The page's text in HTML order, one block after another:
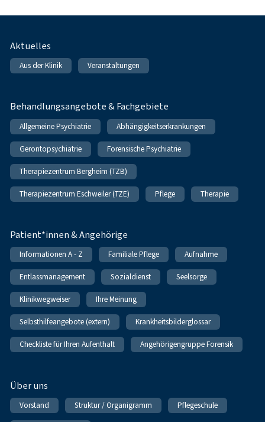
Fußnavigation
Aktuelles
Aus der Klinik Veranstaltungen
Behandlungsangebote & Fachgebiete
Allgemeine Psychiatrie Abhängigkeitserkrankungen
Gerontopsychiatrie Forensische Psychiatrie
Therapiezentrum Bergheim (TZB)
Therapiezentrum Eschweiler (TZE) Pflege Therapie
Patient*innen & Angehörige
Informationen A - Z Familiale Pflege Aufnahme
Entlassmanagement Sozialdienst Seelsorge
Klinikwegweiser Ihre Meinung
Selbsthilfeangebote (extern) Krankheitsbilderglossar
Checkliste für Ihren Aufenthalt Angehörigengruppe Forensik
Über uns
Vorstand Struktur / Organigramm Pflegeschule